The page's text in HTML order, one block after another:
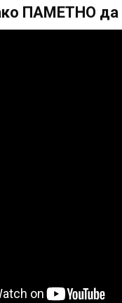
ПАМЕТНО да